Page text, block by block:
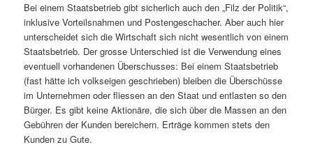
Bei einem Staatsbetrieb gibt sicherlich auch den „Filz der Politik“,
inklusive Vorteilsnahmen und Postengeschacher. Aber auch hier
unterscheidet sich die Wirtschaft sich nicht wesentlich von einem
Staatsbetrieb. Der grosse Unterschied ist die Verwendung eines
eventuell vorhandenen Überschusses: Bei einem Staatsbetrieb
(fast hätte ich volkseigen geschrieben) bleiben die Überschüsse
im Unternehmen oder fliessen an den Staat und entlasten so den
Bürger. Es gibt keine Aktionäre, die sich über die Massen an den
Gebühren der Kunden bereichern. Erträge kommen stets den
Kunden zu Gute.